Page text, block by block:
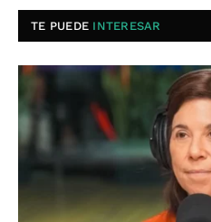
TE PUEDE INTERESAR